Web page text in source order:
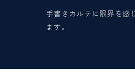
手書きカルテに限界を感
ます。